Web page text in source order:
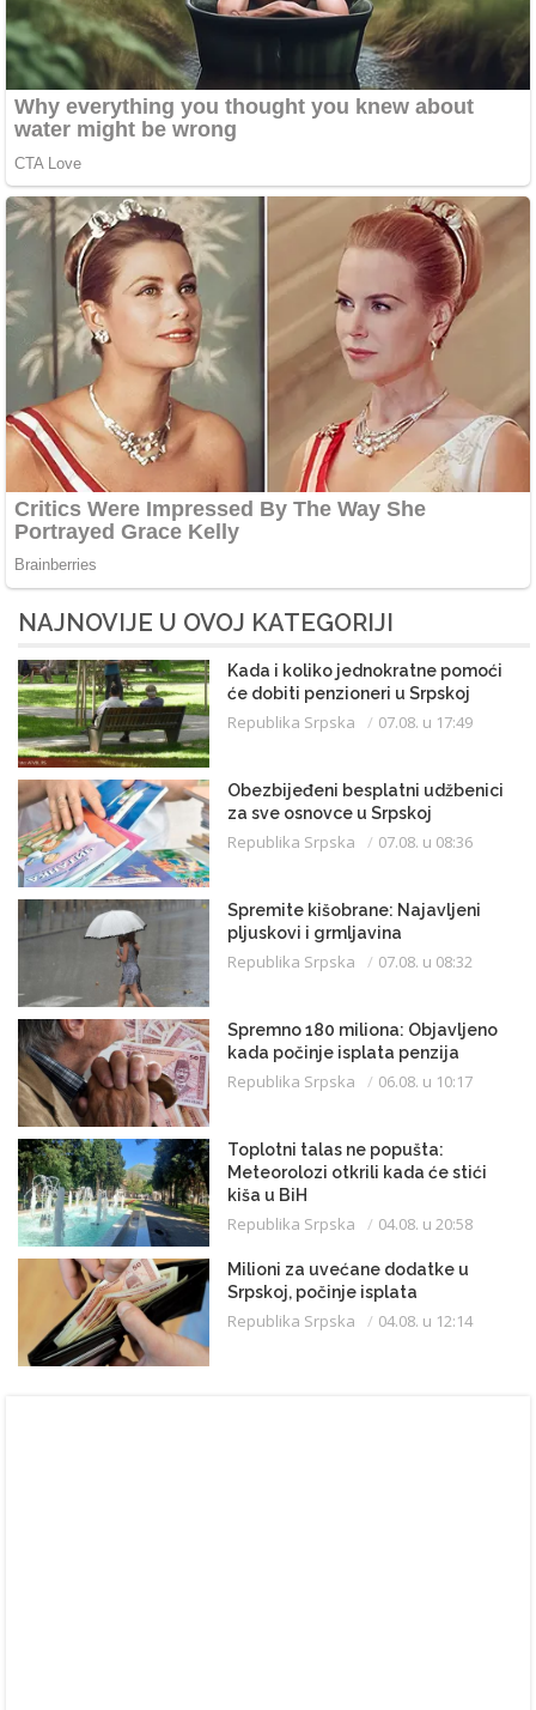
NAJNOVIJE U OVOJ KATEGORIJI
Kada i koliko jednokratne pomoći
će dobiti penzioneri u Srpskoj
Republika Srpska 07.08. u 17:49
Obezbijeđeni besplatni udžbenici
za sve osnovce u Srpskoj
Republika Srpska 07.08. u 08:36
Spremite kišobrane: Najavljeni
pljuskovi i grmljavina
Republika Srpska 07.08. u 08:32
Spremno 180 miliona: Objavljeno
kada počinje isplata penzija
Republika Srpska 06.08. u 10:17
Toplotni talas ne popušta:
Meteorolozi otkrili kada će stići
kiša u BiH
Republika Srpska 04.08. u 20:58
Milioni za uvećane dodatke u
Srpskoj, počinje isplata
Republika Srpska 04.08. u 12:14